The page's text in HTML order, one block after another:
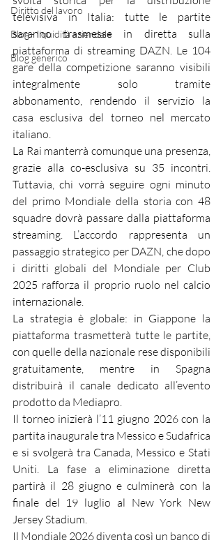
Diritto del lavoro
Blog - liquidità aziendale
Blog generico
televisiva in Italia: tutte le partite
saranno trasmesse in diretta sulla
piattaforma di streaming DAZN. Le 104
gare della competizione saranno visibili
integralmente solo tramite
abbonamento, rendendo il servizio la
casa esclusiva del torneo nel mercato
italiano.
La Rai manterrà comunque una presenza,
grazie alla co-esclusiva su 35 incontri.
Tuttavia, chi vorrà seguire ogni minuto
del primo Mondiale della storia con 48
squadre dovrà passare dalla piattaforma
streaming. L’accordo rappresenta un
passaggio strategico per DAZN, che dopo
i diritti globali del Mondiale per Club
2025 rafforza il proprio ruolo nel calcio
internazionale.
La strategia è globale: in Giappone la
piattaforma trasmetterà tutte le partite,
con quelle della nazionale rese disponibili
gratuitamente, mentre in Spagna
distribuirà il canale dedicato all’evento
prodotto da Mediapro.
Il torneo inizierà l’11 giugno 2026 con la
partita inaugurale tra Messico e Sudafrica
e si svolgerà tra Canada, Messico e Stati
Uniti. La fase a eliminazione diretta
partirà il 28 giugno e culminerà con la
finale del 19 luglio al New York New
Jersey Stadium.
Il Mondiale 2026 diventa così un banco di